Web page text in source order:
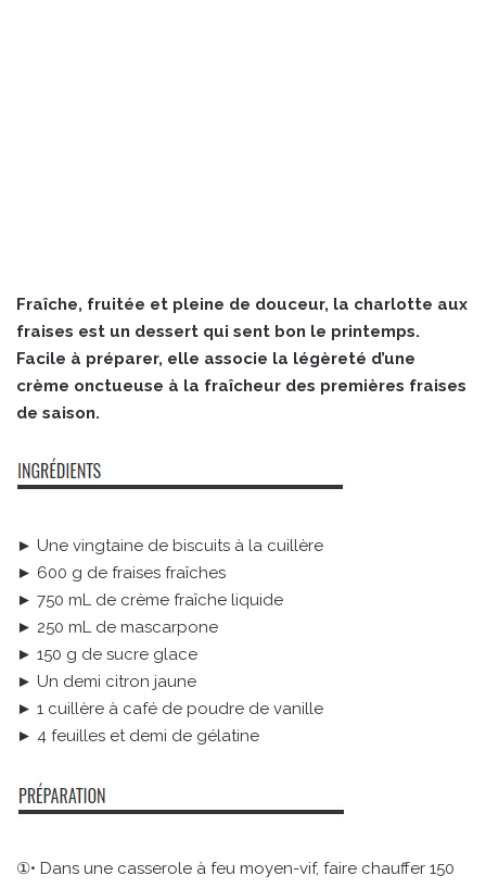
Fraîche, fruitée et pleine de douceur, la charlotte aux
fraises est un dessert qui sent bon le printemps.
Facile à préparer, elle associe la légèreté d’une
crème onctueuse à la fraîcheur des premières fraises
de saison.
► Une vingtaine de biscuits à la cuillère
► 600 g de fraises fraîches
► 750 mL de crème fraîche liquide
► 250 mL de mascarpone
► 150 g de sucre glace
► Un demi citron jaune
► 1 cuillère à café de poudre de vanille
► 4 feuilles et demi de gélatine
①• Dans une casserole à feu moyen-vif, faire chauffer 150